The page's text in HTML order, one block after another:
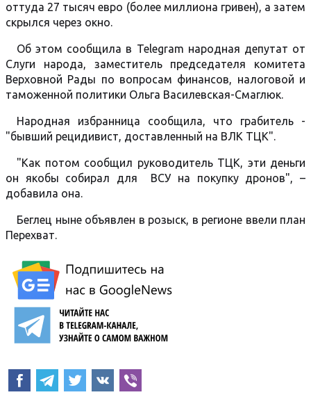
оттуда 27 тысяч евро (более миллиона гривен), а затем
скрылся через окно.
Об этом сообщила в Telegram народная депутат от
Слуги народа, заместитель председателя комитета
Верховной Рады по вопросам финансов, налоговой и
таможенной политики Ольга Василевская-Смаглюк.
Народная избранница сообщила, что грабитель -
"бывший рецидивист, доставленный на ВЛК ТЦК".
"Как потом сообщил руководитель ТЦК, эти деньги
он якобы собирал для ВСУ на покупку дронов", –
добавила она.
Беглец ныне объявлен в розыск, в регионе ввели план
Перехват.